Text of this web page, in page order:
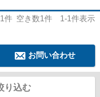
1件 空き数1件 1-1件表示
お問い合わせ
り込む